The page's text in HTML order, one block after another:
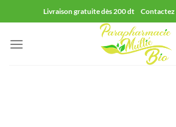
au
contenu
Livraison gratuite dès 200 dt Contactez